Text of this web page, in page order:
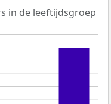
in de leeftijdsgroep